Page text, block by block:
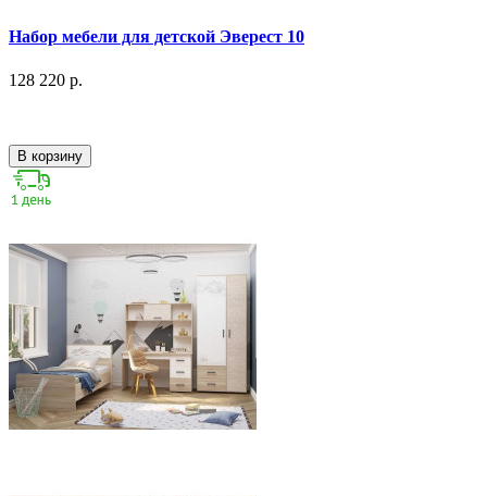
Набор мебели для детской Эверест 10
128 220 р.
В корзину